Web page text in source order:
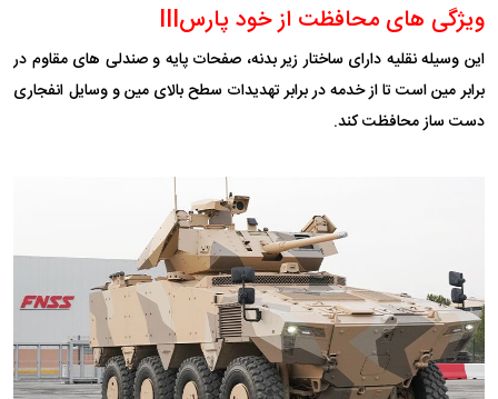
ویژگی های محافظت از خود پارسIII
این وسیله نقلیه دارای ساختار زیر بدنه، صفحات پایه و صندلی های مقاوم در
برابر مین است تا از خدمه در برابر تهدیدات سطح بالای مین و وسایل انفجاری
دست ساز محافظت کند.